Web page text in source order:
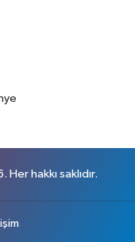
hakkı saklıdır.